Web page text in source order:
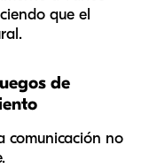
que el
de
comunicación no